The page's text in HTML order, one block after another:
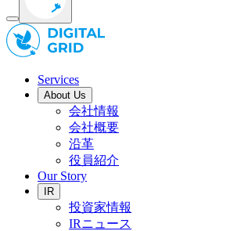
Services
About Us
会社情報
会社概要
沿革
役員紹介
Our Story
IR
投資家情報
IRニュース